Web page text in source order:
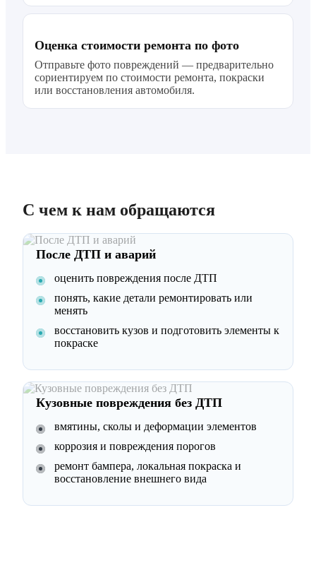
Оценка стоимости ремонта по фото
Отправьте фото повреждений — предварительно
сориентируем по стоимости ремонта, покраски
или восстановления автомобиля.
С чем к нам обращаются
После ДТП и аварий
оценить повреждения после ДТП
понять, какие детали ремонтировать или
менять
восстановить кузов и подготовить элементы к
покраске
Кузовные повреждения без ДТП
вмятины, сколы и деформации элементов
коррозия и повреждения порогов
ремонт бампера, локальная покраска и
восстановление внешнего вида